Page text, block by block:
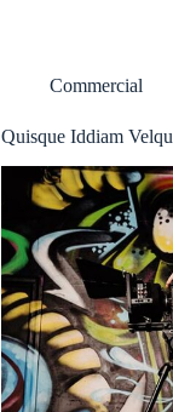
Commercial
Quisque Iddiam